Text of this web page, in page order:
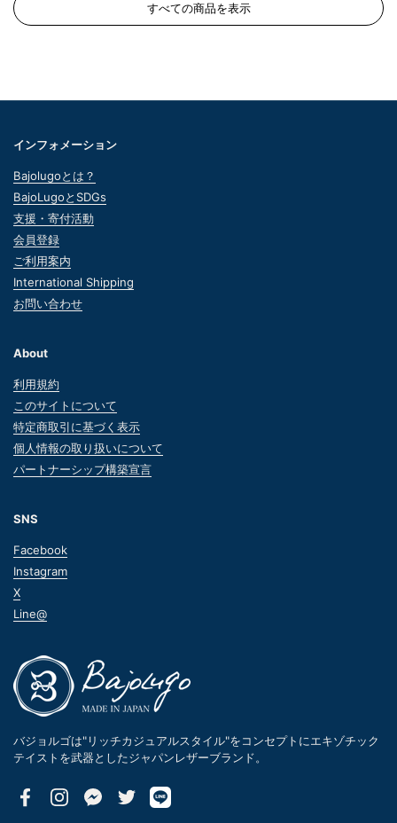
すべての商品を表示
インフォメーション
Bajolugoとは？
BajoLugoとSDGs
支援・寄付活動
会員登録
ご利用案内
International Shipping
お問い合わせ
About
利用規約
このサイトについて
特定商取引に基づく表示
個人情報の取り扱いについて
パートナーシップ構築宣言
SNS
Facebook
Instagram
X
Line@
バジョルゴは"リッチカジュアルスタイル"をコンセプトにエキゾチック
テイストを武器としたジャパンレザーブランド。
FacebookInstagramMessenger
Twitter